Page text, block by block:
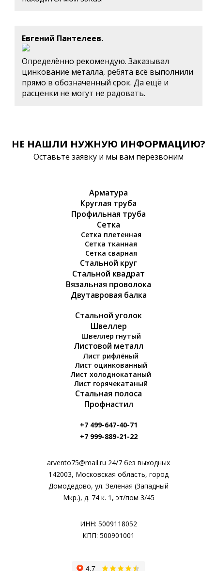
Евгений Пантелеев.
Определённо рекомендую. Заказывал
цинкование металла, ребята всё выполнили
прямо в обозначенный срок. Да ещё и
расценки не могут не радовать.
НЕ НАШЛИ НУЖНУЮ ИНФОРМАЦИЮ?
Оставьте заявку и мы вам перезвоним
Арматура
Круглая труба
Профильная труба
Сетка
Сетка плетенная
Сетка тканная
Сетка сварная
Стальной круг
Стальной квадрат
Вязальная проволока
Двутавровая балка
Стальной уголок
Швеллер
Швеллер гнутый
Листовой металл
Лист рифлёный
Лист оцинкованный
Лист холоднокатаный
Лист горячекатаный
Стальная полоса
Профнастил
+7 499-647-40-71
+7 999-889-21-22
arvento75@mail.ru 24/7 без выходных
142003, Московская область, город
Домодедово, ул. Зеленая (Западный
Мкр.), д. 74 к. 1, эт/пом 3/45
ИНН: 5009118052
КПП: 500901001